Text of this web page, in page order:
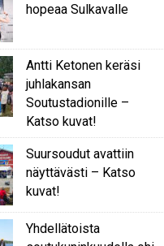
hopeaa Sulkavalle
Antti Ketonen keräsi
juhlakansan
Soutustadionille –
Katso kuvat!
Suursoudut avattiin
näyttävästi – Katso
kuvat!
Yhdellätoista